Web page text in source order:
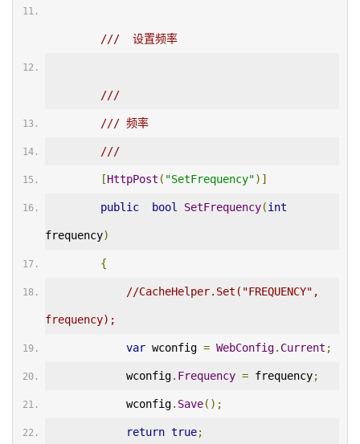
///  设置频率
///
/// 频率
///
[HttpPost ( "SetFrequency")]
public bool SetFrequency(int
frequency)
{
//CacheHelper.Set("FREQUENCY",
frequency);
var wconfig = WebConfig. Current ;
            wconfig
. Frequency = frequency;
            wconfig
. Save();
return true;